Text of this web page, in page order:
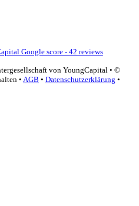
Google score - 42 reviews
von YoungCapital • ©
• AGB • Datenschutzerklärung •